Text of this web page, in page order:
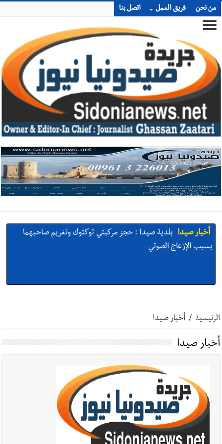
من نحن فريق العمل اتصل بنا
أخبار صيدا بلدية صيدا : حجز مركبتي توكتوك وتغريم صاحبهما
بسبب الإزعاج الصوتي
القدرات -صيدا
التشاوري الأول للمرصد الحضري
أخبار صيدا بالصور : بلدية صيدا تستقبل السيد محمد زيدان:
استعراض شامل لمشاريع وتأكيدٌ على حماية القيمة التراثية للمدينة
الرئيسية / أخبار صيدا
أخبار صيدا